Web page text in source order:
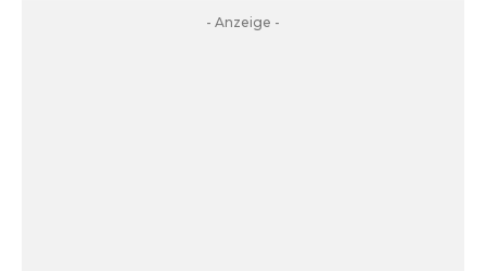
- Anzeige -